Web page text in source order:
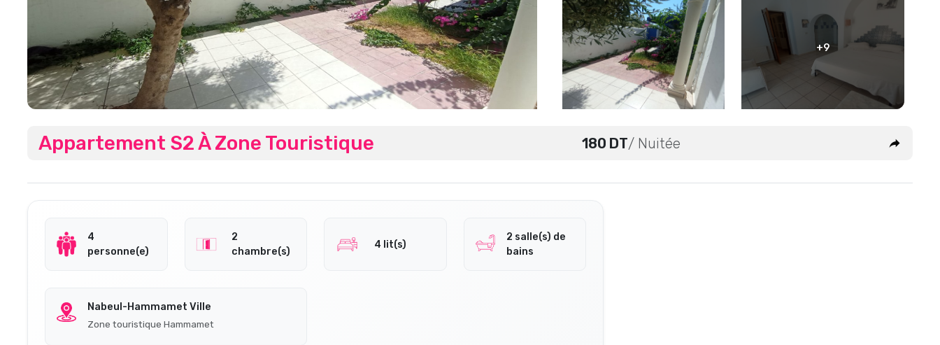
+9
Appartement S2 À Zone Touristique 180 DT/ Nuitée
4
personne(e)
2
chambre(s)
4 lit(s)
2 salle(s) de
bains
Nabeul-Hammamet Ville
Zone touristique Hammamet